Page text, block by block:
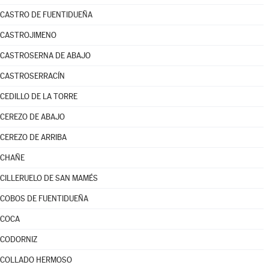
CASTRO DE FUENTIDUEÑA
CASTROJIMENO
CASTROSERNA DE ABAJO
CASTROSERRACÍN
CEDILLO DE LA TORRE
CEREZO DE ABAJO
CEREZO DE ARRIBA
CHAÑE
CILLERUELO DE SAN MAMÉS
COBOS DE FUENTIDUEÑA
COCA
CODORNIZ
COLLADO HERMOSO